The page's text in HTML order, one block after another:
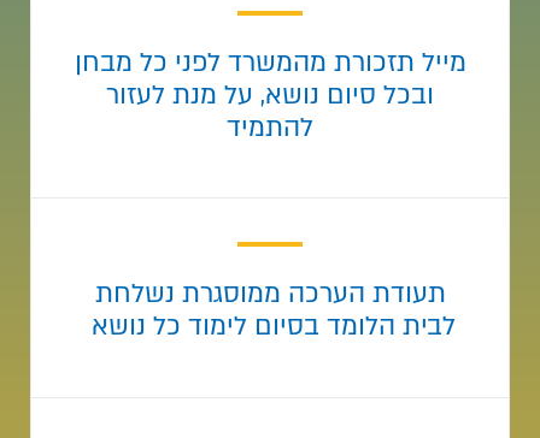
מייל תזכורת מהמשרד לפני כל מבחן
ובכל סיום נושא, על מנת לעזור
להתמיד
תעודת הערכה ממוסגרת נשלחת
לבית הלומד בסיום לימוד כל נושא